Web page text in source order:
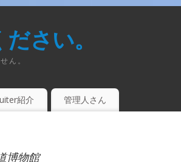
さい。
ん。
紹介 管理人さん
博物館